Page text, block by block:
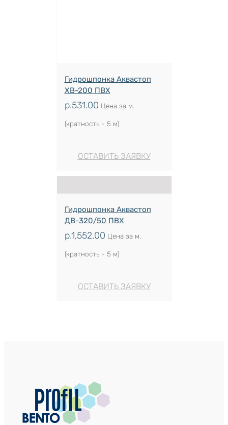
Гидрошпонка Аквастоп
ХВ-200 ПВХ
р.531.00 Цена за м.
(кратность - 5 м)
ОСТАВИТЬ ЗАЯВКУ
Гидрошпонка Аквастоп
ДВ-320/50 ПВХ
р.1,552.00 Цена за м.
(кратность - 5 м)
ОСТАВИТЬ ЗАЯВКУ